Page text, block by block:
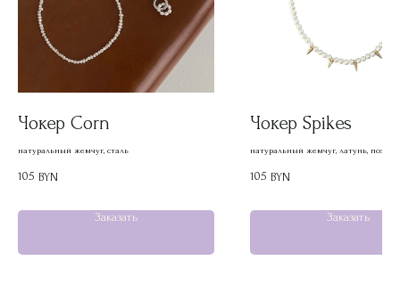
Чокер Corn
натуральный жемчуг, сталь
105 BYN
Заказать
Чокер Spikes
натуральный жемчуг, латунь,
105 BYN
Заказать